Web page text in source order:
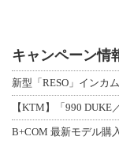
キャンペーン情
【KTM】「990 DUKE